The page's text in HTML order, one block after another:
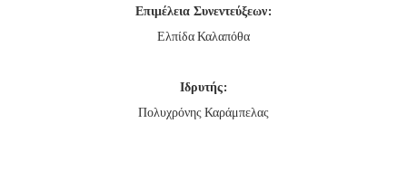
Επιμέλεια Συνεντεύξεων:
Ελπίδα Καλαπόθα
Ιδρυτής:
Πολυχρόνης Καράμπελας